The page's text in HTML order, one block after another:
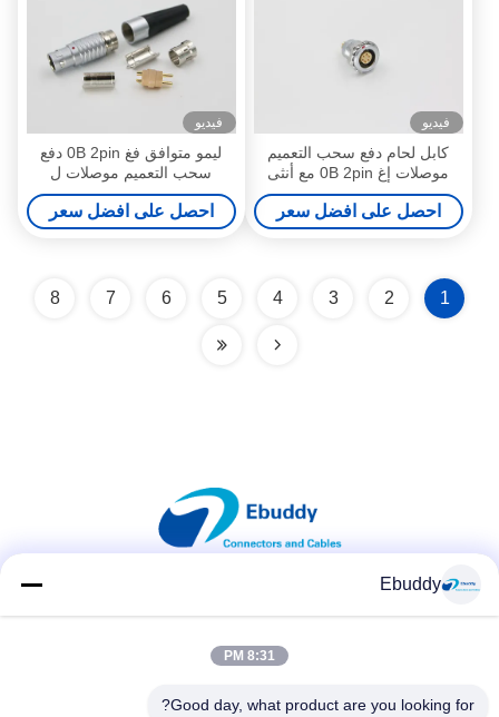
فيديو
كابل لحام دفع سحب التعميم
موصلات إغ 0B 2pin مع أنثى
المقبس
احصل على افضل سعر
فيديو
ليمو متوافق فغ 0B 2pin دفع
سحب التعميم موصلات ل
تيراديك امدادات الطاقة
احصل على افضل سعر
1
2
3
4
5
6
7
8
اتصال سريع
Ebuddy
8:31 PM
Good day, what product are you looking for?